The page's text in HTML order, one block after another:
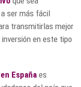
ser más fácil
transmitirlas mejor
en este tipo
España es